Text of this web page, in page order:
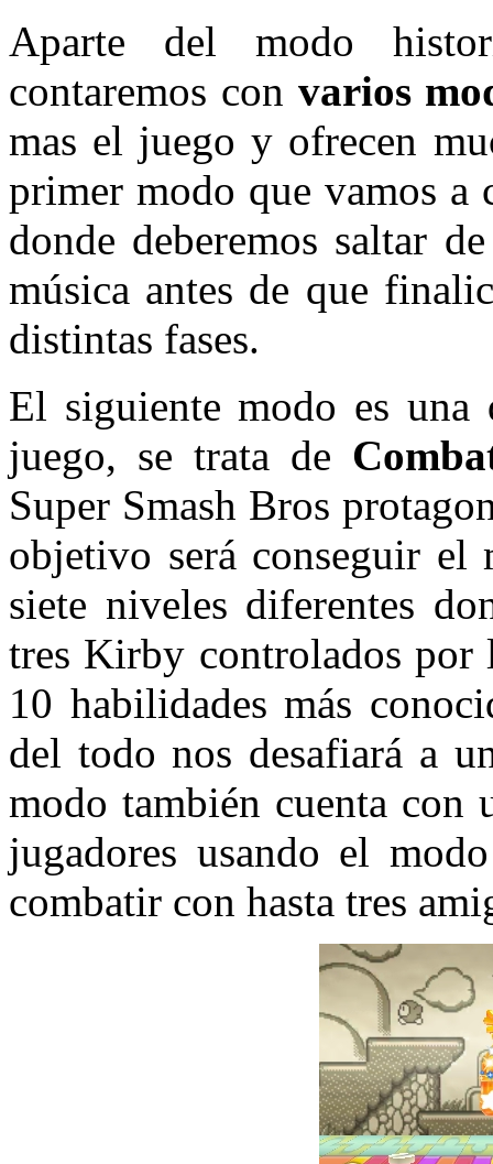
Aparte del modo
contaremos con varios
mas el juego y ofrecen
primer modo que vamos a
donde deberemos saltar
música antes de que
distintas fases.
El siguiente modo es una
juego, se trata de
Super Smash Bros
objetivo será conseguir el
siete niveles diferentes
tres Kirby controlados por
10 habilidades más
del todo nos desafiará a
modo también cuenta
jugadores usando el
combatir con hasta tres